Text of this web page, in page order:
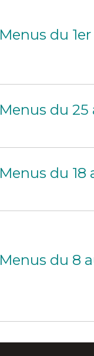
Menus du
Menus du 25
Menus du 18
Menus du 8